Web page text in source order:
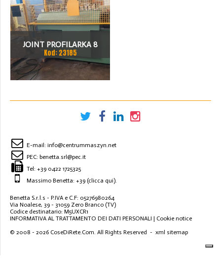
JOINT PROFILARKA 8
STACJI
Kod: 23185
E-mail: info@centrummaszyn.net
PEC: benetta.srl@pec.it
Tel: +39 0422 1725325
Massimo Benetta: +39 (clicca qui).
Benetta S.r.l.s - P.IVA e C.F: 05276980264
Via Noalese, 39 - 31059 Zero Branco (TV)
Codice destinatario: M5UXCR1
INFORMATIVA AL TRATTAMENTO DEI DATI PERSONALI | Cookie notice
© 2008 - 2026 CoseDiRete.Com. All Rights Reserved - xml sitemap